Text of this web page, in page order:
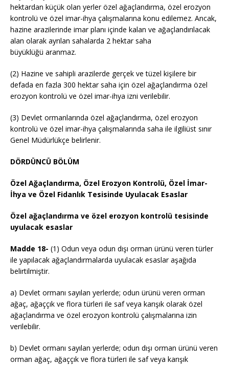
hektardan küçük olan yerler özel ağaçlandırma, özel erozyon
kontrolü ve özel imar-ihya çalışmalarına konu edilemez. Ancak,
hazine arazilerinde imar planı içinde kalan ve ağaçlandırılacak
alan olarak ayrılan sahalarda 2 hektar saha
büyüklüğü aranmaz.
(2) Hazine ve sahipli arazilerde gerçek ve tüzel kişilere bir
defada en fazla 300 hektar saha için özel ağaçlandırma özel
erozyon kontrolü ve özel imar-ihya izni verilebilir.
(3) Devlet ormanlarında özel ağaçlandırma, özel erozyon
kontrolü ve özel imar-ihya çalışmalarında saha ile ilgiliüst sınır
Genel Müdürlükçe belirlenir.
DÖRDÜNCÜ BÖLÜM
Özel Ağaçlandırma, Özel Erozyon Kontrolü, Özel İmar-
İhya ve Özel Fidanlık Tesisinde Uyulacak Esaslar
Özel ağaçlandırma ve özel erozyon kontrolü tesisinde
uyulacak esaslar
Madde 18- (1) Odun veya odun dışı orman ürünü veren türler
ile yapılacak ağaçlandırmalarda uyulacak esaslar aşağıda
belirtilmiştir.
a) Devlet ormanı sayılan yerlerde; odun ürünü veren orman
ağaç, ağaççık ve flora türleri ile saf veya karışık olarak özel
ağaçlandırma ve özel erozyon kontrolü çalışmalarına izin
verilebilir.
b) Devlet ormanı sayılan yerlerde; odun dışı orman ürünü veren
orman ağaç, ağaççık ve flora türleri ile saf veya karışık